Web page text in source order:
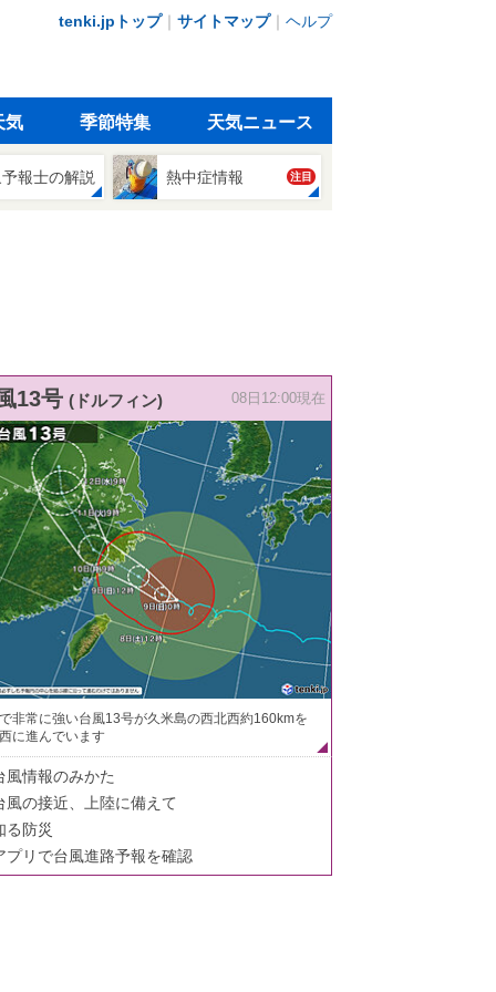
tenki.jpトップ｜ サイトマップ｜ ヘルプ
気 季節特集 天気ニュース
報士の解説 熱中症情報 注目
13号 (ドルフィン) 08日12:00現在
非常に強い台風13号が久米島の西北西約160kmを
に進んでいます
風情報のみかた
風の接近、上陸に備えて
る防災
プリで台風進路予報を確認